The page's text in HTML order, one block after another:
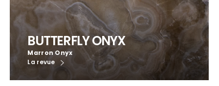
BUTTERFLY ONYX
Marron Onyx
La revue